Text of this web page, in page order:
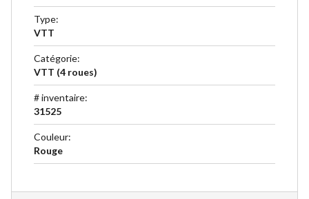
Type:
VTT
Catégorie:
VTT (4 roues)
# inventaire:
31525
Couleur:
Rouge